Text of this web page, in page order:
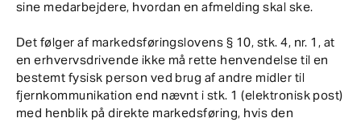
sine medarbejdere, hvordan en afmelding skal ske.
Det følger af markedsføringslovens § 10, stk. 4, nr. 1, at
en erhvervsdrivende ikke må rette henvendelse til en
bestemt fysisk person ved brug af andre midler til
fjernkommunikation end nævnt i stk. 1 (elektronisk post)
med henblik på direkte markedsføring, hvis den